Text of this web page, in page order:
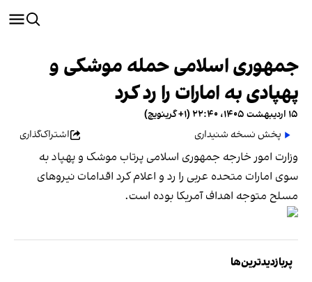
جمهوری اسلامی حمله موشکی و
پهپادی به امارات را رد کرد
۱۵ اردیبهشت ۱۴۰۵، ۲۲:۴۰ (‎+۱ گرینویچ)
پخش نسخه شنیداری
اشتراک‌گذاری
وزارت امور خارجه جمهوری اسلامی پرتاب موشک و پهپاد به
سوی امارات متحده عربی را رد و اعلام کرد اقدامات نیروهای
مسلح متوجه اهداف آمریکا بوده است.
پربازدیدترین‌ها